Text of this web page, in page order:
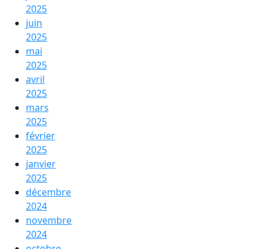
2025
juin
2025
mai
2025
avril
2025
mars
2025
février
2025
janvier
2025
décembre
2024
novembre
2024